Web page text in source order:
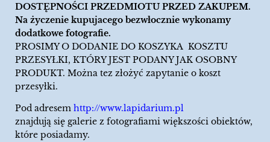
DOSTĘPNOŚCI PRZEDMIOTU PRZED ZAKUPEM.
Na życzenie kupujacego bezwłocznie wykonamy
dodatkowe fotografie.
PROSIMY O DODANIE DO KOSZYKA KOSZTU
PRZESYŁKI, KTÓRY JEST PODANY JAK OSOBNY
PRODUKT. Można tez złożyć zapytanie o koszt
przesyłki.
Pod adresem http://www.lapidarium.pl
znajdują się galerie z fotografiami większości obiektów,
które posiadamy.